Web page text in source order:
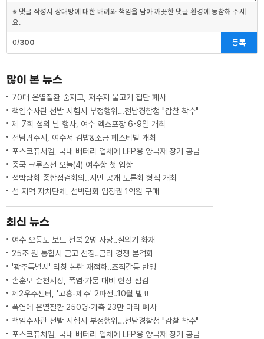
※ 댓글 작성시 상대방에 대한 배려와 책임을 담아 깨끗한 댓글 환경에 동참해 주세
요.
0/300 등록
많이 본 뉴스
70대 온열질환 숨지고, 저수지 물고기 집단 폐사
책임수사관 선발 시험서 부정행위…전남경찰청 "감찰 착수"
제 7회 섬의 날 행사, 여수 엑스포장 6-9일 개최
전남광주시, 여수서 김밥&소금 페스티벌 개최
포스코퓨처엠, 국내 배터리 업체에 LFP용 양극재 장기 공급
중국 크루즈선 오늘(4) 여수항 첫 입항
섬박람회 종합점검회의..시민 공개 토론회 형식 개최
섬 지역 자치단체, 섬박람회 입장권 1억원 구매
최신 뉴스
여수 오동도 보트 전복 2명 사망‥실외기 화재
25조 원 통합시 금고 선정‥금리 경쟁 본격화
'광주특별시' 약칭 논란 재점화‥조직갈등 반영
손훈모 순천시장, 폭염·가뭄 대비 현장 점검
제2우주센터, '고흥-제주' 2파전‥10월 발표
폭염에 온열질환 250명·가축 23만 마리 폐사
책임수사관 선발 시험서 부정행위…전남경찰청 "감찰 착수"
포스코퓨처엠, 국내 배터리 업체에 LFP용 양극재 장기 공급